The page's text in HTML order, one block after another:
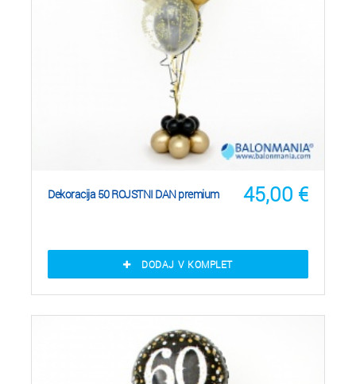
45,00 €
Dekoracija 50 ROJSTNI DAN premium
DODAJ V KOMPLET